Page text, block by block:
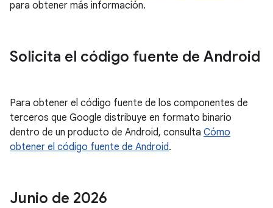
para obtener más información.
Solicita el código fuente de Android
Para obtener el código fuente de los componentes de
terceros que Google distribuye en formato binario
dentro de un producto de Android, consulta Cómo
obtener el código fuente de Android.
Junio de 2026